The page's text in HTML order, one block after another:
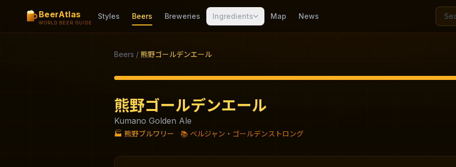
BeerAtlas
WORLD BEER GUIDE
Styles Beers Breweries Ingredients Map News
Beers / 熊野ゴールデンエール
熊野ゴールデンエール
Kumano Golden Ale
🏭 熊野ブルワリー 📚 ベルジャン・ゴールデンストロング